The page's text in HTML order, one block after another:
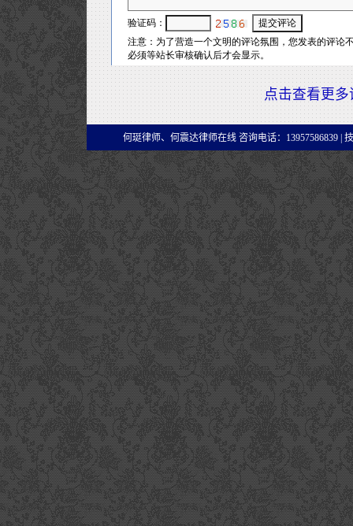
点击查看更多
何珽律师、何震达律师在线 咨询电话：13957586839 |